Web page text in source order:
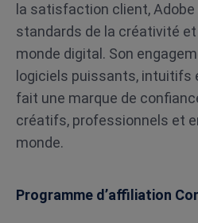
la satisfaction client,
standards de la créativité et
monde digital. Son
logiciels puissants, intuitifs
fait une marque de
créatifs, professionnels et
monde.
Programme d’affiliation